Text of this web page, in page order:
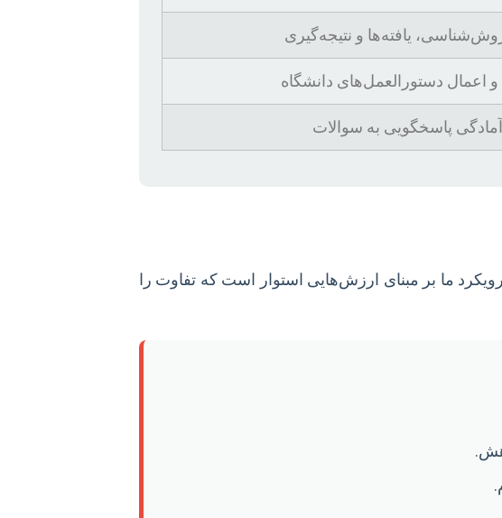
یافته‌ها و نتیجه‌گیری
اعمال دستورالعمل‌های دانشگاه
آمادگی پاسخگویی به سوالات
ما بر مبنای ارزش‌هایی استوار است که تفاوت را